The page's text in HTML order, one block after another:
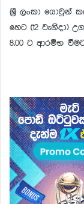
ශ්‍රී ලංකා යොවුන්
හෙට (12 වැනිදා)
8.00 ට ආරම්භ